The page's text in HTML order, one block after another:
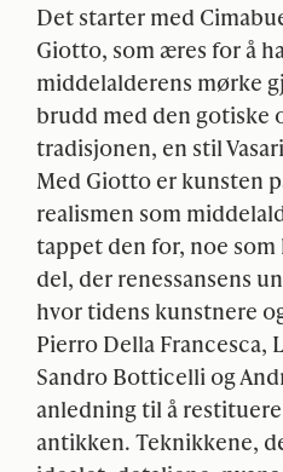
Det starter med
Giotto, som æres for å
middelalderens mørke
brudd med den gotiske
tradisjonen, en stil
Med Giotto er kunsten
realismen som
tappet den for, noe
del, der renessansens
hvor tidens kunstnere
Pierro Della Francesca,
Sandro Botticelli og
anledning til å
antikken. Teknikkene,